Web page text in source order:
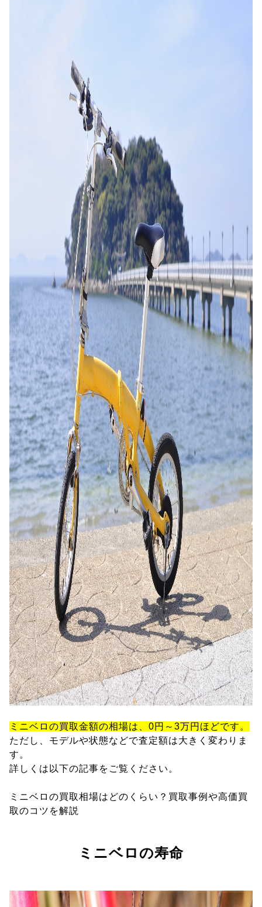
ミニベロの買取金額の相場は、0円～3万円ほどです。
ただし、モデルや状態などで査定額は大きく変わりま
す。
詳しくは以下の記事をご覧ください。
ミニベロの買取相場はどのくらい？買取事例や高価買
取のコツを解説
ミニベロの寿命